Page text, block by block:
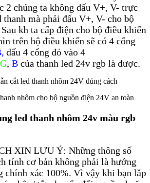
2 chúng ta không đấu V+, V- trực
thanh mà phải đấu V+, V- cho bộ
kh ta cấp điện cho bộ điều khiển
trên bộ điều khiển sẽ có 4 cổng
đấu 4 cổng đó vào 4
G, B của thanh led 24v rgb là được.
led thanh nhôm 24v màu rgb
XIN LƯU Ý: Những thông số
tính cơ bản không phải là hướng
chính xác 100%. Vì vậy khi bạn lắp